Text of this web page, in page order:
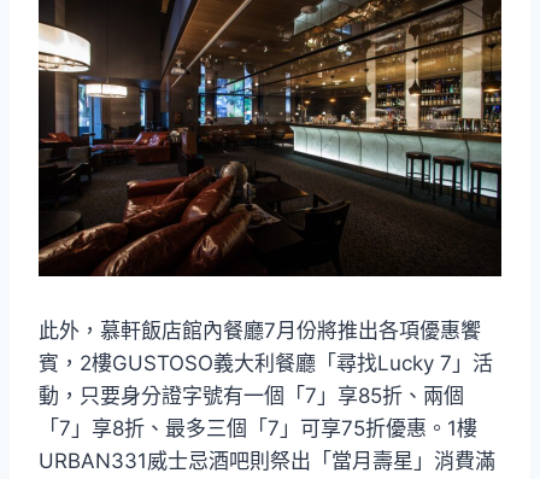
此外，慕軒飯店館內餐廳7月份將推出各項優惠饗
賓，2樓GUSTOSO義大利餐廳「尋找Lucky 7」活
動，只要身分證字號有一個「7」享85折、兩個
「7」享8折、最多三個「7」可享75折優惠。1樓
URBAN331威士忌酒吧則祭出「當月壽星」消費滿